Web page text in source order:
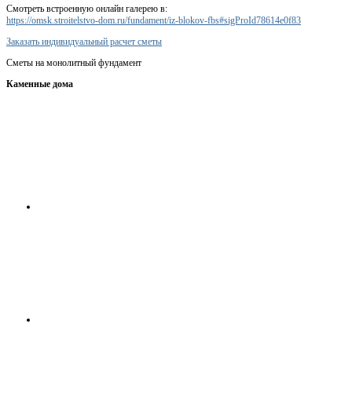
Смотреть встроенную онлайн галерею в:
https://omsk.stroitelstvo-dom.ru/fundament/iz-blokov-fbs#sigProId78614e0f83
Заказать индивидуальный расчет сметы
Сметы на монолитный фундамент
Каменные дома